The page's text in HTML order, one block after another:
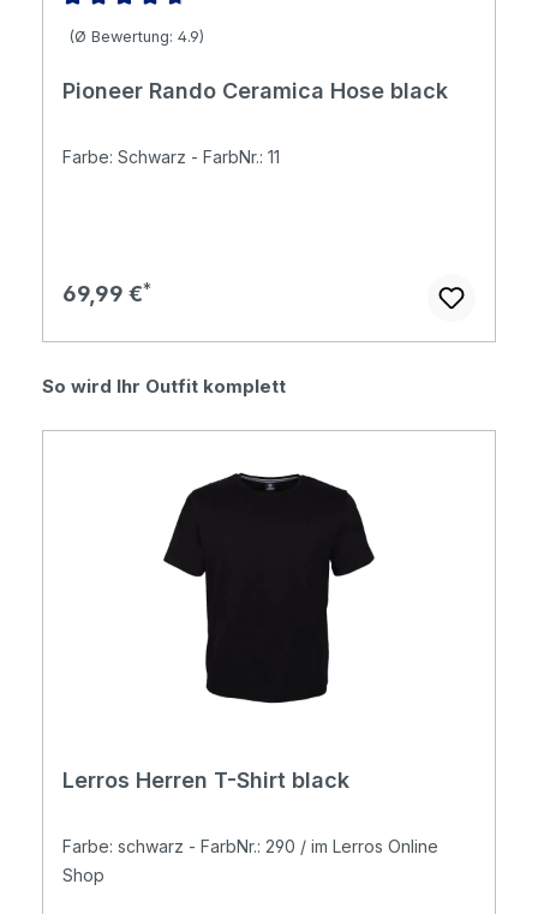
Durchschnittliche Bewertung von 4.86 von 5 Sternen
(Ø Bewertung: 4.9)
Pioneer Rando Ceramica Hose black
Farbe: Schwarz - FarbNr.: 11
Regulärer Preis:
69,99 €
Produktgalerie überspringen
So wird Ihr Outfit komplett
Lerros Herren T-Shirt black
Farbe: schwarz - FarbNr.: 290 / im Lerros Online
Shop